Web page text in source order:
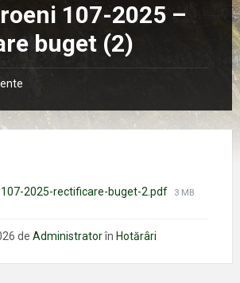
107-2025 –
buget (2)
107-2025-rectificare-buget-2.pdf Mărimea
3 MB
de Administratorîn Hotărâri